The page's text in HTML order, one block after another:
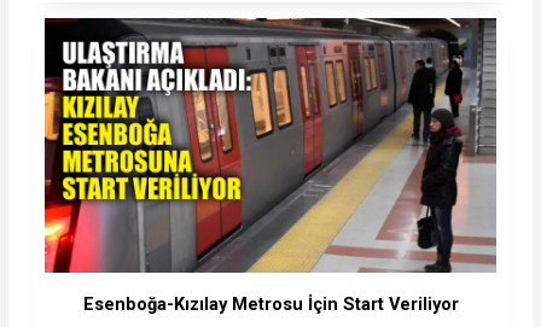
Esenboğa-Kızılay Metrosu İçin Start Veriliyor